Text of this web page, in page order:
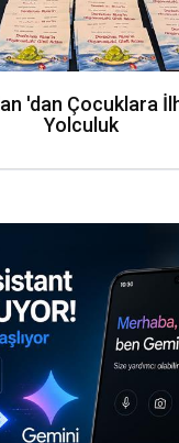
'dan Çocuklara
Yolculuk